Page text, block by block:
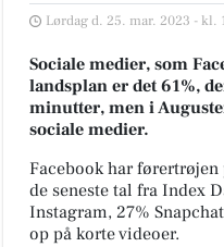
Lørdag d. 25. mar. 2023 - kl.
Sociale medier, som
landsplan er det 61%,
minutter, men i
sociale medier.
Facebook har
de seneste tal fra Index
Instagram, 27%
op på korte videoer.